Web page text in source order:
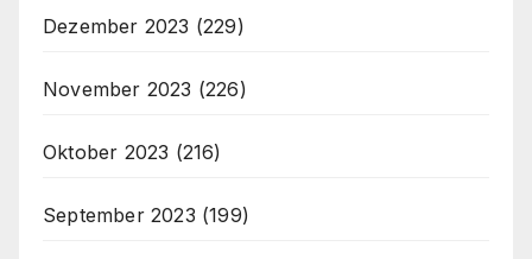
Dezember 2023 (229)
November 2023 (226)
Oktober 2023 (216)
September 2023 (199)